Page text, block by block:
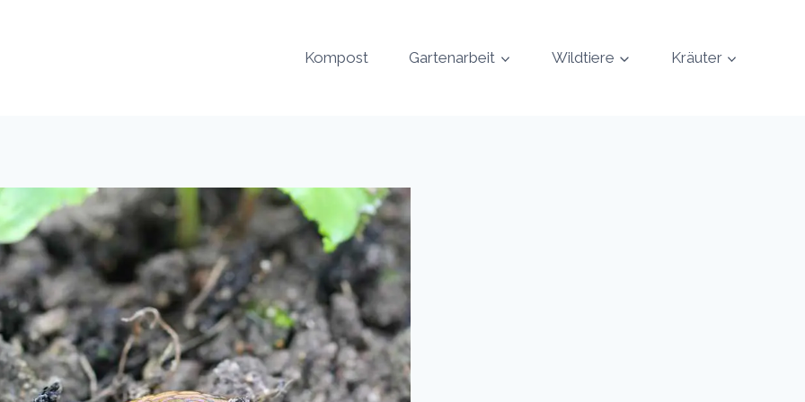
Kompost Gartenarbeit Wildtiere Kräuter